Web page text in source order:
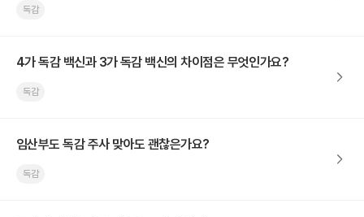
독감
4가 독감 백신과 3가 독감 백신의 차이점은 무엇인가요?
독감
임산부도 독감 주사 맞아도 괜찮은가요?
독감